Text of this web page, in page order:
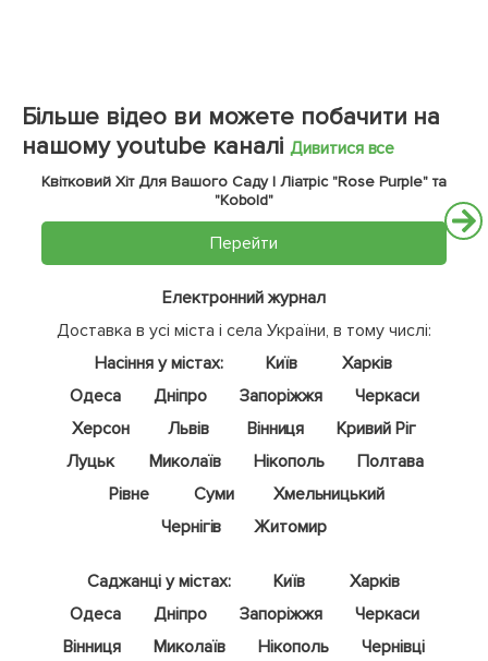
Більше відео ви можете побачити на
нашому youtube каналі Дивитися все
Квітковий Хіт Для Вашого Саду | Ліатріс "Rose Purple" та
"Kobold"
Перейти
Електронний журнал
Доставка в усі міста і села України, в тому числі:
Насіння у містах:
Київ
Харків
Одеса
Дніпро Запоріжжя
Черкаси
Херсон
Львів Вінниця
Кривий Ріг
Луцьк
Миколаїв Нікополь
Полтава
Рівне
Суми
Хмельницький
Чернігів
Житомир
Саджанці у містах: Київ
Харків
Одеса
Дніпро Запоріжжя
Черкаси
Вінниця
Миколаїв Нікополь
Чернівці